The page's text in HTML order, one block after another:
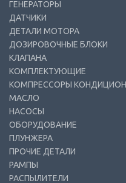
ГЕНЕРАТОРЫ
ДАТЧИКИ
ДЕТАЛИ МОТОРА
ДОЗИРОВОЧНЫЕ БЛОКИ
КЛАПАНА
КОМПЛЕКТУЮЩИЕ
КОМПРЕССОРЫ
МАСЛО
НАСОСЫ
ОБОРУДОВАНИЕ
ПЛУНЖЕРА
ПРОЧИЕ ДЕТАЛИ
РАМПЫ
РАСПЫЛИТЕЛИ